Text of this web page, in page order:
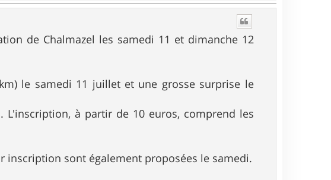
de Chalmazel les samedi 11 et dimanche 12
le samedi 11 juillet et une grosse surprise le
L'inscription, à partir de 10 euros, comprend les
inscription sont également proposées le samedi.